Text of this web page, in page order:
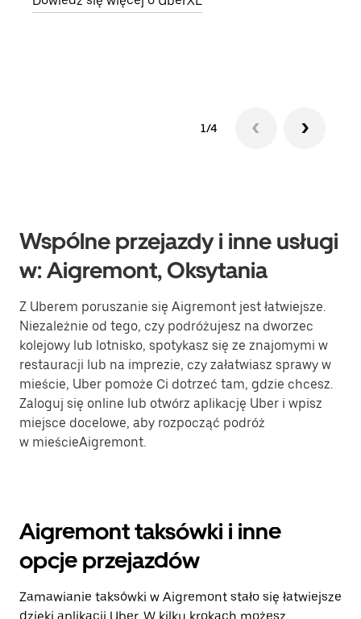
1/4
Wspólne przejazdy i inne usługi
w: Aigremont, Oksytania
Z Uberem poruszanie się Aigremont jest łatwiejsze.
Niezależnie od tego, czy podróżujesz na dworzec
kolejowy lub lotnisko, spotykasz się ze znajomymi w
restauracji lub na imprezie, czy załatwiasz sprawy w
mieście, Uber pomoże Ci dotrzeć tam, gdzie chcesz.
Zaloguj się online lub otwórz aplikację Uber i wpisz
miejsce docelowe, aby rozpocząć podróż
w mieścieAigremont.
Aigremont taksówki i inne
opcje przejazdów
Zamawianie taksówki w Aigremont stało się łatwiejsze